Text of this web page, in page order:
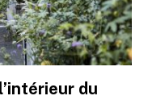
du